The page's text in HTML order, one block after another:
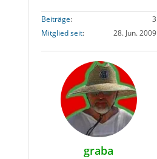
Beiträge
3
Mitglied seit
28. Jun. 2009
graba